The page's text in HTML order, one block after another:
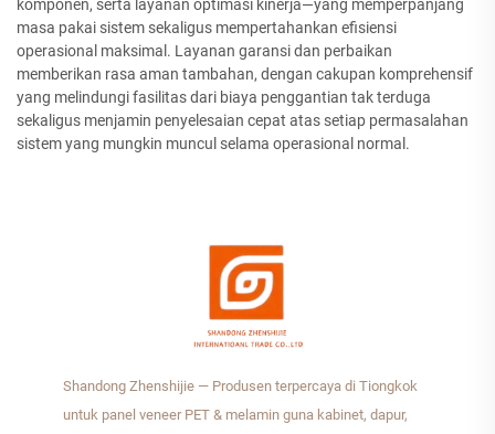
komponen, serta layanan optimasi kinerja—yang memperpanjang
masa pakai sistem sekaligus mempertahankan efisiensi
operasional maksimal. Layanan garansi dan perbaikan
memberikan rasa aman tambahan, dengan cakupan komprehensif
yang melindungi fasilitas dari biaya penggantian tak terduga
sekaligus menjamin penyelesaian cepat atas setiap permasalahan
sistem yang mungkin muncul selama operasional normal.
Shandong Zhenshijie — Produsen terpercaya di Tiongkok
untuk panel veneer PET & melamin guna kabinet, dapur,